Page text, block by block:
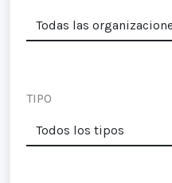
TIPO